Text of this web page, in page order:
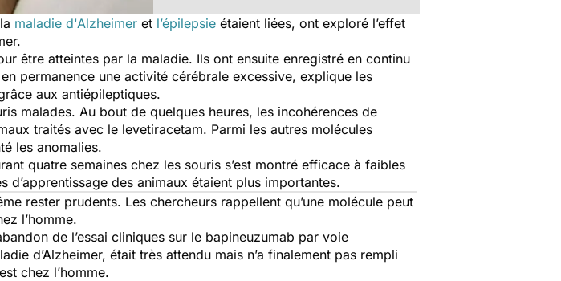
maladie d'Alzheimer et l’épilepsie étaient liées, ont exploré l’effet
être atteintes par la maladie. Ils ont ensuite enregistré en continu
permanence une activité cérébrale excessive, explique les
aux antiépileptiques.
malades. Au bout de quelques heures, les incohérences de
traités avec le levetiracetam. Parmi les autres molécules
les anomalies.
quatre semaines chez les souris s’est montré efficace à faibles
d’apprentissage des animaux étaient plus importantes.
rester prudents. Les chercheurs rappellent qu’une molécule peut
l’homme.
de l’essai cliniques sur le bapineuzumab par voie
d’Alzheimer, était très attendu mais n’a finalement pas rempli
chez l’homme.